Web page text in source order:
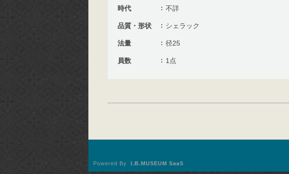
時代 不詳
品質・形状 シェラック
法量 径25
員数 1点
Powered By I.B.MUSEUM SaaS